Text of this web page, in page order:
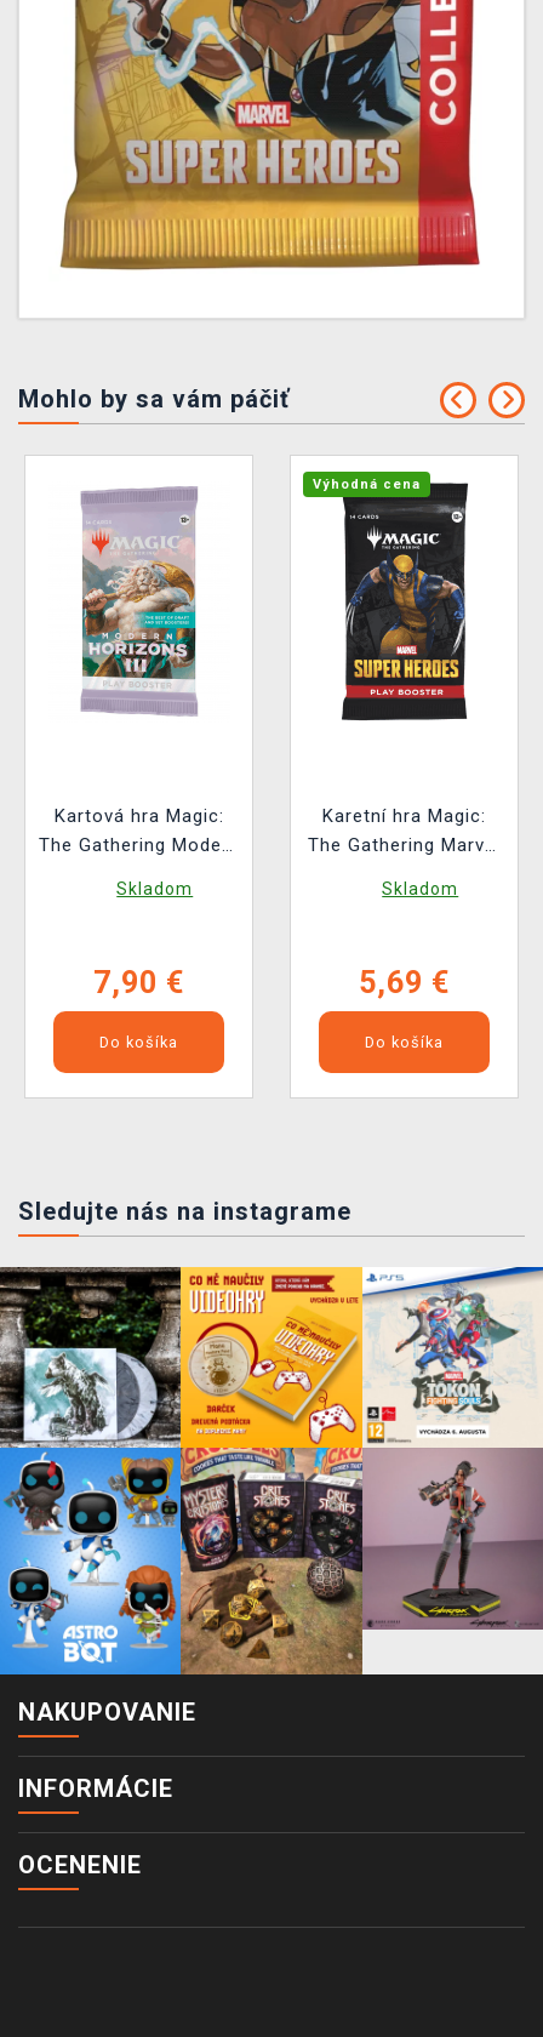
Mohlo by sa vám páčiť
Kartová hra Magic:
The Gathering Modern
Booster (14 kariet)
Skladom
7,90 €
Do košíka
Výhodná cena
Karetní hra Magic:
The Gathering Marvel
Booster (14 karet)
Skladom
5,69 €
Do košíka
Sledujte nás na instagrame
NAKUPOVANIE
INFORMÁCIE
OCENENIE